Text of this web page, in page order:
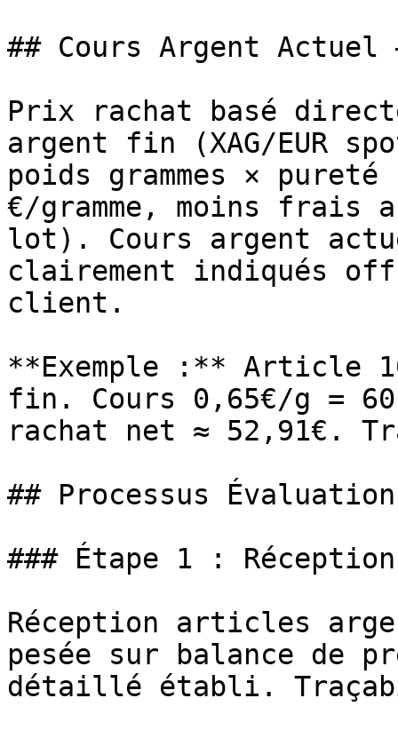
## Cours Argent
Prix rachat basé
argent fin (XAG/EUR
poids grammes ×
€/gramme, moins frais
lot). Cours argent
clairement indiqués
client.
**Exemple :** Article
fin. Cours 0,65€/g =
rachat net ≈ 52,91€.
## Processus
### Étape 1 :
Réception articles
pesée sur balance de
détaillé établi.